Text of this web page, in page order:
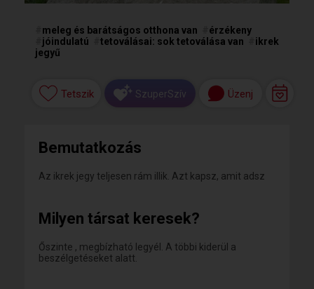
meleg és barátságos otthona van
érzékeny
jóindulatú tetoválásai: sok tetoválása van
ikrek
jegyű
Tetszik SzuperSzív Üzenj
Bemutatkozás
Az ikrek jegy teljesen rám illik. Azt kapsz, amit adsz
Milyen társat keresek?
Őszinte , megbízható legyél. A többi kiderül a
beszélgetéseket alatt.